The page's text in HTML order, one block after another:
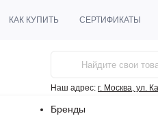
КАК КУПИТЬ СЕРТИФИКАТЫ
Наш адрес: г. Москва, ул.
Бренды